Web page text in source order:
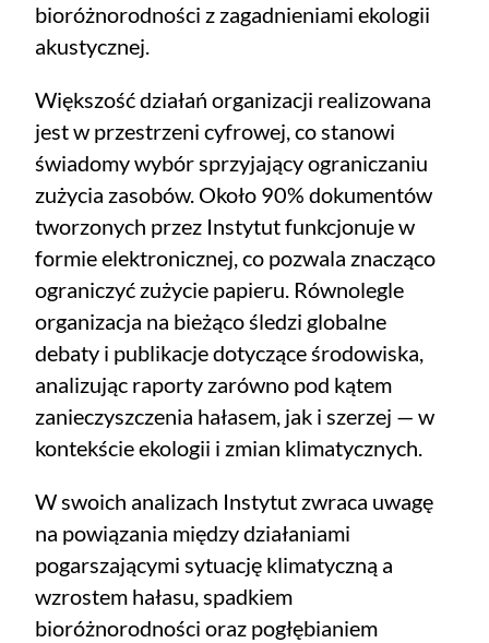
bioróżnorodności z zagadnieniami ekologii
akustycznej.
Większość działań organizacji realizowana
jest w przestrzeni cyfrowej, co stanowi
świadomy wybór sprzyjający ograniczaniu
zużycia zasobów. Około 90% dokumentów
tworzonych przez Instytut funkcjonuje w
formie elektronicznej, co pozwala znacząco
ograniczyć zużycie papieru. Równolegle
organizacja na bieżąco śledzi globalne
debaty i publikacje dotyczące środowiska,
analizując raporty zarówno pod kątem
zanieczyszczenia hałasem, jak i szerzej — w
kontekście ekologii i zmian klimatycznych.
W swoich analizach Instytut zwraca uwagę
na powiązania między działaniami
pogarszającymi sytuację klimatyczną a
wzrostem hałasu, spadkiem
bioróżnorodności oraz pogłębianiem